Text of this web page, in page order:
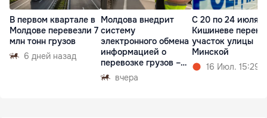
В первом квартале в
Молдове перевезли 7
млн тонн грузов
6 дней назад
Молдова внедрит
систему
электронного обмена
информацией о
перевозке грузов –
eFTIвчера
С 20 по 24 июля в
Кишиневе
участок улицы
Минской
16 Июл. 15:29